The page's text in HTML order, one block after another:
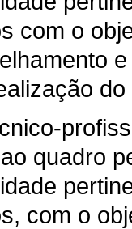
com o
quadro
com o